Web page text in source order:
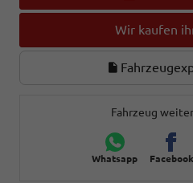
Wir kaufen
Fahrzeug
Whatsapp Facebook